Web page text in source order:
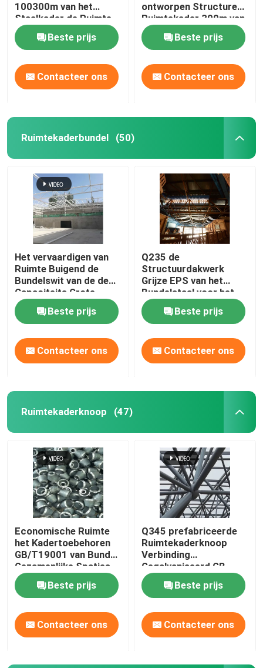
100300m van het
Staalkader de Ruimte
Grote Spanwijdte van
het KadernetBeste prijs
Contacteer ons
ontworpen Structureel
Ruimtekader 300m van
de Gebouwenboog
Beste prijs
Contacteer ons
Ruimtekaderbundel (50)
Het vervaardigen van
Ruimte Buigend de
Bundelswit van de de
Capaciteits Grote
Spanwijdte van de
KaderbundelBeste prijs
Contacteer ons
Q235 de
Structuurdakwerk
Grijze EPS van het
Bundelstaal voor het
Binnenpark van het
WaterthemaBeste prijs
Contacteer ons
Ruimtekaderknoop (47)
Economische Ruimte
het Kadertoebehoren
GB/T19001 van Bundel
Gezamenlijke Spaties
Beste prijs
Contacteer ons
Q345 prefabriceerde
Ruimtekaderknoop
Verbinding
Gegalvaniseerd GB
Beste prijs
Contacteer ons